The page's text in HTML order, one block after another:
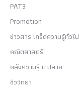
PAT3
Promotion
ข่าวสาร เกร็ดความรู้ทั่วไป
คณิตศาสตร์
คลังความรู้ ม.ปลาย
ชีววิทยา